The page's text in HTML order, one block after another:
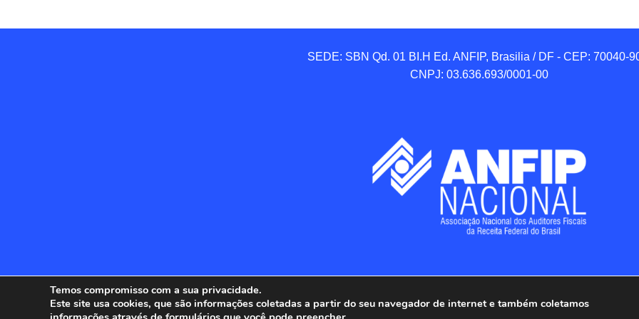
SEDE: SBN Qd. 01 BI.H Ed. ANFIP, Brasilia / DF - CEP: 70040-
CNPJ: 03.636.693/0001-00
Temos compromisso com a sua privacidade.
Este site usa cookies, que são informações coletadas a partir do seu navegador de internet e também coletamos